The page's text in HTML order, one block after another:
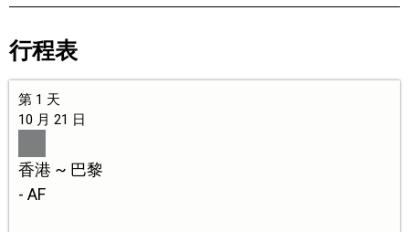
行程表
第 1 天
10 月 21 日
香港 ~ 巴黎
- AF